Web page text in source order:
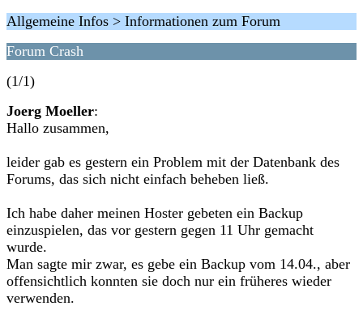
Allgemeine Infos > Informationen zum Forum
Forum Crash
(1/1)
Joerg Moeller:
Hallo zusammen,
leider gab es gestern ein Problem mit der Datenbank des
Forums, das sich nicht einfach beheben ließ.
Ich habe daher meinen Hoster gebeten ein Backup
einzuspielen, das vor gestern gegen 11 Uhr gemacht
wurde.
Man sagte mir zwar, es gebe ein Backup vom 14.04., aber
offensichtlich konnten sie doch nur ein früheres wieder
verwenden.